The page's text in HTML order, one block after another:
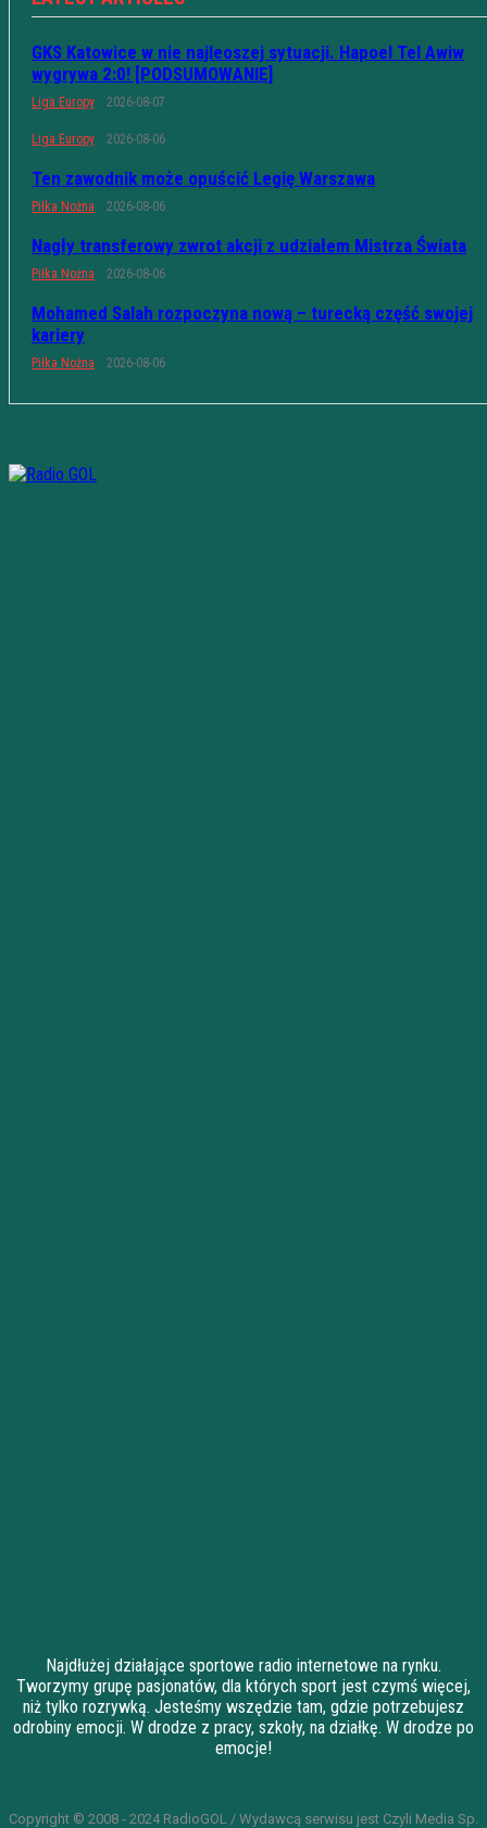
GKS Katowice w nie najleoszej sytuacji. Hapoel Tel Awiw
wygrywa 2:0! [PODSUMOWANIE]
Liga Europy 2026-08-07
Liga Europy 2026-08-06
Ten zawodnik może opuścić Legię Warszawa
Piłka Nożna 2026-08-06
Nagły transferowy zwrot akcji z udziałem Mistrza Świata
Piłka Nożna 2026-08-06
Mohamed Salah rozpoczyna nową – turecką część swojej
kariery
Piłka Nożna 2026-08-06
Najdłużej działające sportowe radio internetowe na rynku.
Tworzymy grupę pasjonatów, dla których sport jest czymś więcej,
niż tylko rozrywką. Jesteśmy wszędzie tam, gdzie potrzebujesz
odrobiny emocji. W drodze z pracy, szkoły, na działkę. W drodze po
emocje!
Copyright © 2008 - 2024 RadioGOL / Wydawcą serwisu jest Czyli Media Sp.